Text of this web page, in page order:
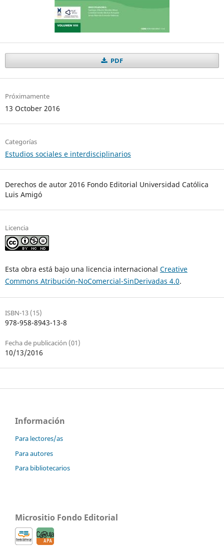
PDF
Próximamente
13 October 2016
Categorías
Estudios sociales e interdisciplinarios
Derechos de autor 2016 Fondo Editorial Universidad Católica
Luis Amigó
Licencia
Esta obra está bajo una licencia internacional Creative
Commons Atribución-NoComercial-SinDerivadas 4.0.
ISBN-13 (15)
978-958-8943-13-8
Fecha de publicación (01)
10/13/2016
Información
Para lectores/as
Para autores
Para bibliotecarios
Micrositio Fondo Editorial